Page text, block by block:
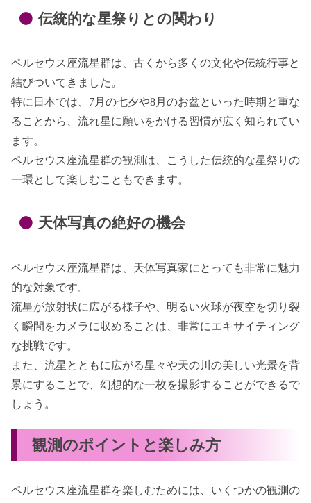
伝統的な星祭りとの関わり
ペルセウス座流星群は、古くから多くの文化や伝統行事と
結びついてきました。
特に日本では、7月の七夕や8月のお盆といった時期と重な
ることから、流れ星に願いをかける習慣が広く知られてい
ます。
ペルセウス座流星群の観測は、こうした伝統的な星祭りの
一環として楽しむこともできます。
天体写真の絶好の機会
ペルセウス座流星群は、天体写真家にとっても非常に魅力
的な対象です。
流星が放射状に広がる様子や、明るい火球が夜空を切り裂
く瞬間をカメラに収めることは、非常にエキサイティング
な挑戦です。
また、流星とともに広がる星々や天の川の美しい光景を背
景にすることで、幻想的な一枚を撮影することができるで
しょう。
観測のポイントと楽しみ方
ペルセウス座流星群を楽しむためには、いくつかの観測の